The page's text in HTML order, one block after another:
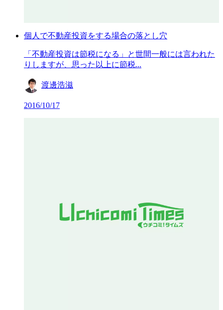
個人で不動産投資をする場合の落とし穴
「不動産投資は節税になる」と世間一般には言われた
りしますが、思った以上に節税...
渡邊浩滋
2016/10/17